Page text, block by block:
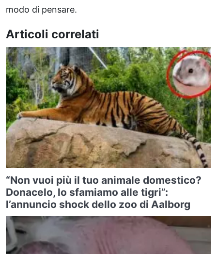
modo di pensare.
Articoli correlati
“Non vuoi più il tuo animale domestico?
Donacelo, lo sfamiamo alle tigri”:
l’annuncio shock dello zoo di Aalborg